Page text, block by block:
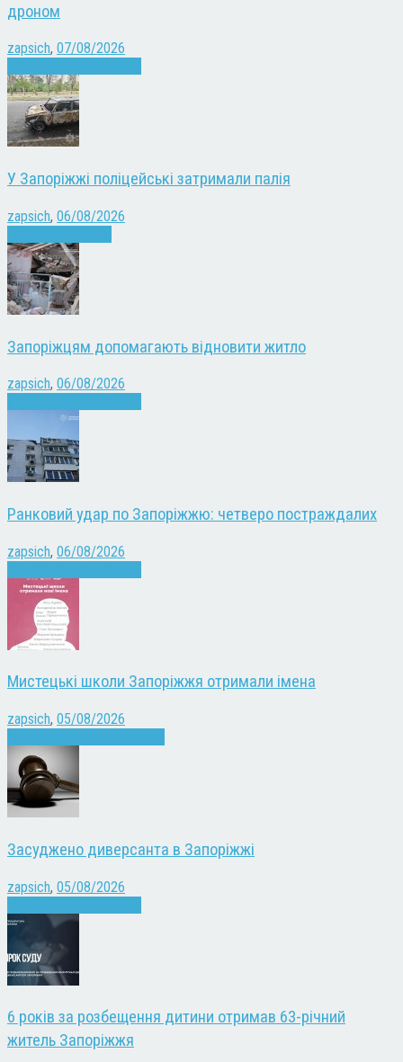
дроном
zapsich, 07/08/2026
У Запоріжжі поліцейські затримали палія
zapsich, 06/08/2026
Запоріжцям допомагають відновити житло
zapsich, 06/08/2026
Ранковий удар по Запоріжжю: четверо постраждалих
zapsich, 06/08/2026
Мистецькі школи Запоріжжя отримали імена
zapsich, 05/08/2026
Засуджено диверсанта в Запоріжжі
zapsich, 05/08/2026
6 років за розбещення дитини отримав 63-річний
житель Запоріжжя